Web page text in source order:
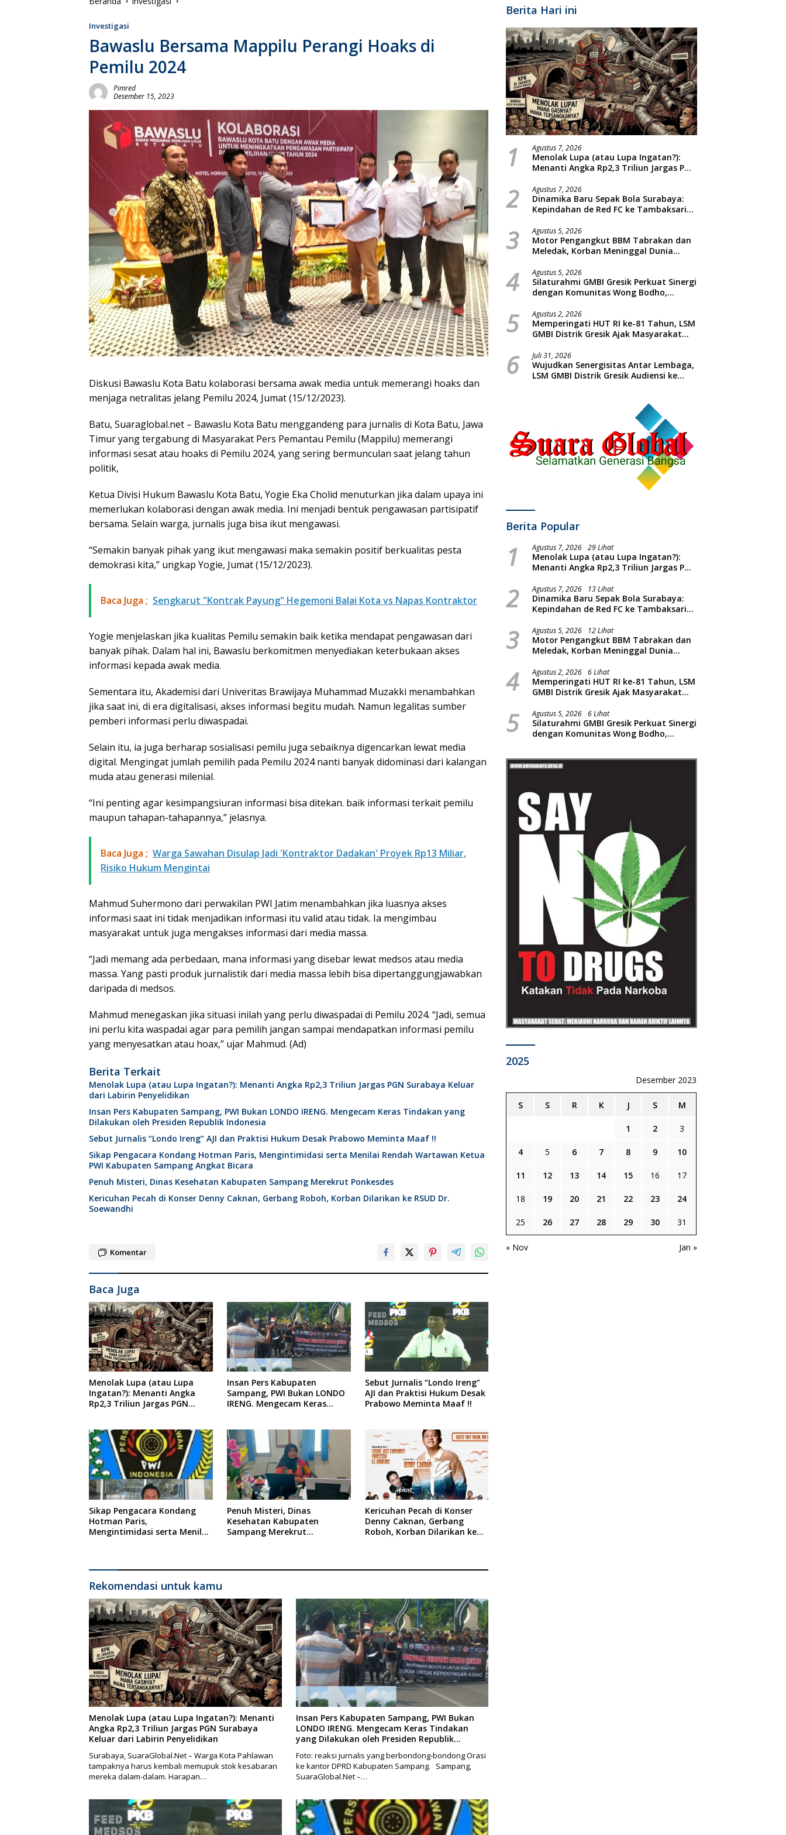
Investigasi
Bawaslu Bersama Mappilu Perangi Hoaks di
Pemilu 2024
Pimred
Desember 15, 2023
Diskusi Bawaslu Kota Batu kolaborasi bersama awak media untuk memerangi hoaks dan
menjaga netralitas jelang Pemilu 2024, Jumat (15/12/2023).
Batu, Suaraglobal.net – Bawaslu Kota Batu menggandeng para jurnalis di Kota Batu, Jawa
Timur yang tergabung di Masyarakat Pers Pemantau Pemilu (Mappilu) memerangi
informasi sesat atau hoaks di Pemilu 2024, yang sering bermunculan saat jelang tahun
politik,
Ketua Divisi Hukum Bawaslu Kota Batu, Yogie Eka Cholid menuturkan jika dalam upaya ini
memerlukan kolaborasi dengan awak media. Ini menjadi bentuk pengawasan partisipatif
bersama. Selain warga, jurnalis juga bisa ikut mengawasi.
“Semakin banyak pihak yang ikut mengawasi maka semakin positif berkualitas pesta
demokrasi kita,” ungkap Yogie, Jumat (15/12/2023).
Baca Juga ; Sengkarut "Kontrak Payung" Hegemoni Balai Kota vs Napas Kontraktor
Yogie menjelaskan jika kualitas Pemilu semakin baik ketika mendapat pengawasan dari
banyak pihak. Dalam hal ini, Bawaslu berkomitmen menyediakan keterbukaan akses
informasi kepada awak media.
Sementara itu, Akademisi dari Univeritas Brawijaya Muhammad Muzakki menambahkan
jika saat ini, di era digitalisasi, akses informasi begitu mudah. Namun legalitas sumber
pemberi informasi perlu diwaspadai.
Selain itu, ia juga berharap sosialisasi pemilu juga sebaiknya digencarkan lewat media
digital. Mengingat jumlah pemilih pada Pemilu 2024 nanti banyak didominasi dari kalangan
muda atau generasi milenial.
“Ini penting agar kesimpangsiuran informasi bisa ditekan. baik informasi terkait pemilu
maupun tahapan-tahapannya,” jelasnya.
Baca Juga ; Warga Sawahan Disulap Jadi 'Kontraktor Dadakan' Proyek Rp13 Miliar,
Risiko Hukum Mengintai
Mahmud Suhermono dari perwakilan PWI Jatim menambahkan jika luasnya akses
informasi saat ini tidak menjadikan informasi itu valid atau tidak. Ia mengimbau
masyarakat untuk juga mengakses informasi dari media massa.
“Jadi memang ada perbedaan, mana informasi yang disebar lewat medsos atau media
massa. Yang pasti produk jurnalistik dari media massa lebih bisa dipertanggungjawabkan
daripada di medsos.
Mahmud menegaskan jika situasi inilah yang perlu diwaspadai di Pemilu 2024. “Jadi, semua
ini perlu kita waspadai agar para pemilih jangan sampai mendapatkan informasi pemilu
yang menyesatkan atau hoax,” ujar Mahmud. (Ad)
Berita Terkait
Menolak Lupa (atau Lupa Ingatan?): Menanti Angka Rp2,3 Triliun Jargas PGN Surabaya Keluar
dari Labirin Penyelidikan
Insan Pers Kabupaten Sampang, PWI Bukan LONDO IRENG. Mengecam Keras Tindakan yang
Dilakukan oleh Presiden Republik Indonesia
Sebut Jurnalis “Londo Ireng” AJI dan Praktisi Hukum Desak Prabowo Meminta Maaf !!
Sikap Pengacara Kondang Hotman Paris, Mengintimidasi serta Menilai Rendah Wartawan Ketua
PWI Kabupaten Sampang Angkat Bicara
Penuh Misteri, Dinas Kesehatan Kabupaten Sampang Merekrut Ponkesdes
Kericuhan Pecah di Konser Denny Caknan, Gerbang Roboh, Korban Dilarikan ke RSUD Dr.
Soewandhi
Komentar
Baca Juga
Menolak Lupa (atau Lupa
Ingatan?): Menanti Angka
Rp2,3 Triliun Jargas PGN
Insan Pers Kabupaten
Sampang, PWI Bukan LONDO
IRENG. Mengecam Keras
Indonesia
Sebut Jurnalis “Londo Ireng”
AJI dan Praktisi Hukum Desak
Prabowo Meminta Maaf !!
Sikap Pengacara Kondang
Hotman Paris,
Mengintimidasi serta Menilai
Penuh Misteri, Dinas
Kesehatan Kabupaten
Sampang Merekrut
Kericuhan Pecah di Konser
Denny Caknan, Gerbang
Roboh, Korban Dilarikan ke
Rekomendasi untuk kamu
Menolak Lupa (atau Lupa Ingatan?): Menanti
Angka Rp2,3 Triliun Jargas PGN Surabaya
Keluar dari Labirin Penyelidikan
Surabaya, SuaraGlobal.Net – Warga Kota Pahlawan
tampaknya harus kembali memupuk stok kesabaran
mereka dalam-dalam. Harapan…
Insan Pers Kabupaten Sampang, PWI Bukan
LONDO IRENG. Mengecam Keras Tindakan
yang Dilakukan oleh Presiden Republik
Foto: reaksi jurnalis yang berbondong-bondong Orasi
ke kantor DPRD Kabupaten Sampang. Sampang,
SuaraGlobal.Net –…
Berita Hari ini
1 Agustus 7, 2026
Menolak Lupa (atau Lupa Ingatan?):
Menanti Angka Rp2,3 Triliun Jargas PGN
Penyelidikan
2 Agustus 7, 2026
Dinamika Baru Sepak Bola Surabaya:
Kepindahan de Red FC ke Tambaksari
3 Agustus 5, 2026
Motor Pengangkut BBM Tabrakan dan
Meledak, Korban Meninggal Dunia
4 Agustus 5, 2026
Silaturahmi GMBI Gresik Perkuat Sinergi
dengan Komunitas Wong Bodho,
Reggae Vespa Menjelang Acara
Sunatan Massal dan Santunan Anak
Yatim
5 Agustus 2, 2026
Memperingati HUT RI ke-81 Tahun, LSM
GMBI Distrik Gresik Ajak Masyarakat
6 Juli 31, 2026
Wujudkan Senergisitas Antar Lembaga,
LSM GMBI Distrik Gresik Audiensi ke
Berita Popular
1 Agustus 7, 2026 29 Lihat
Menolak Lupa (atau Lupa Ingatan?):
Menanti Angka Rp2,3 Triliun Jargas PGN
Penyelidikan
2 Agustus 7, 2026 13 Lihat
Dinamika Baru Sepak Bola Surabaya:
Kepindahan de Red FC ke Tambaksari
3 Agustus 5, 2026 12 Lihat
Motor Pengangkut BBM Tabrakan dan
Meledak, Korban Meninggal Dunia
4 Agustus 2, 2026 6 Lihat
Memperingati HUT RI ke-81 Tahun, LSM
GMBI Distrik Gresik Ajak Masyarakat
5 Agustus 5, 2026 6 Lihat
Silaturahmi GMBI Gresik Perkuat Sinergi
dengan Komunitas Wong Bodho,
Sunatan Massal dan Santunan Anak
2025
Desember 2023
S S R K J S M
1 2 3
4 5 6 7 8 9 10
11 12 13 14 15 16 17
18 19 20 21 22 23 24
25 26 27 28 29 30 31
« Nov Jan »